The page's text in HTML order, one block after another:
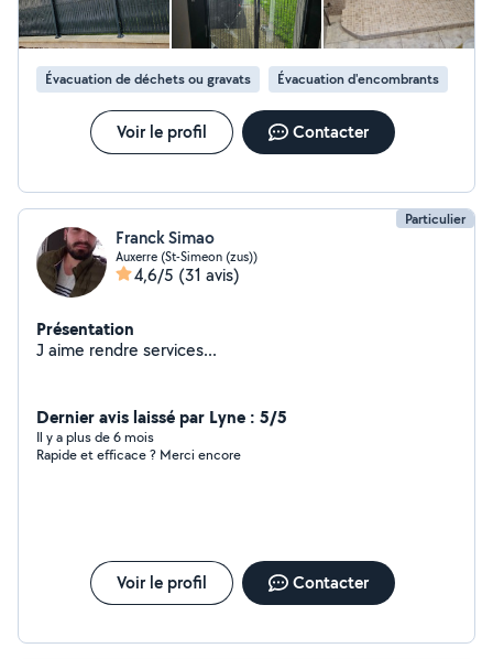
Évacuation de déchets ou gravats Évacuation d'encombrants
Voir le profil Contacter
Particulier
Franck Simao
Auxerre (St-Simeon (zus))
4,6/5 (31 avis)
Présentation
J aime rendre services...
Dernier avis laissé par Lyne : 5/5
Il y a plus de 6 mois
Rapide et efficace ? Merci encore
Voir le profil Contacter